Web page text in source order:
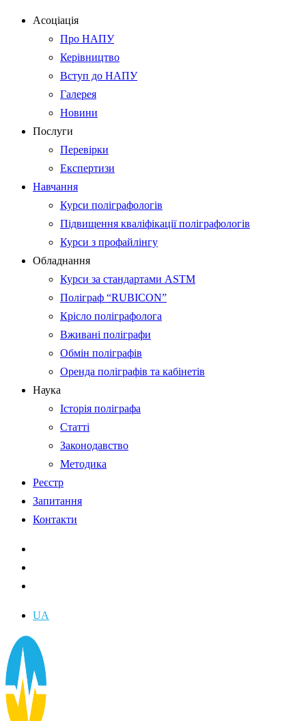
Асоціація
Про НАПУ
Керівництво
Вступ до НАПУ
Галерея
Новини
Послуги
Перевірки
Експертизи
Навчання
Курси поліграфологів
Підвищення кваліфікації поліграфологів
Курси з профайлінгу
Обладнання
Курси за стандартами ASTM
Поліграф “RUBICON”
Крісло поліграфолога
Вживані поліграфи
Обмін поліграфів
Оренда поліграфів та кабінетів
Наука
Історія поліграфа
Статті
Законодавство
Методика
Реєстр
Запитання
Контакти
UA